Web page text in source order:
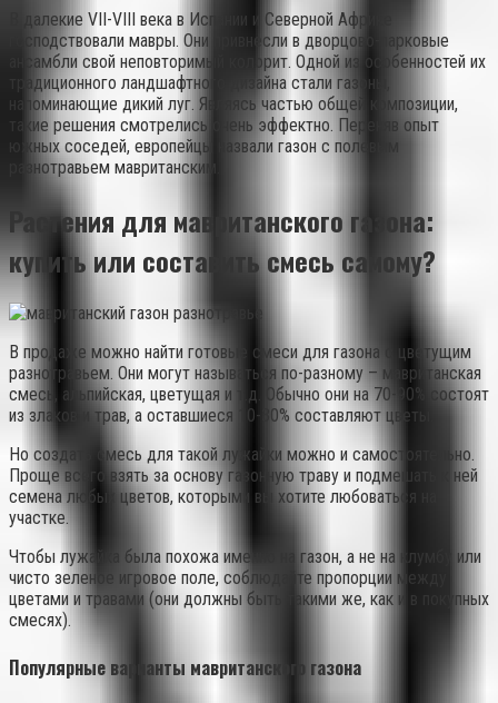
В далекие VII-VIII века в Испании и Северной Африке
господствовали мавры. Они привнесли в дворцово-парковые
ансамбли свой неповторимый колорит. Одной из особенностей их
традиционного ландшафтного дизайна стали газоны,
напоминающие дикий луг. Являясь частью общей композиции,
такие решения смотрелись очень эффектно. Переняв опыт
южных соседей, европейцы назвали газон с полевым
разнотравьем мавританским.
Растения для мавританского газона:
купить или составить смесь самому?
В продаже можно найти готовые смеси для газона с цветущим
разнотравьем. Они могут называться по-разному – мавританская
смесь, альпийская, цветущая и т.д. Обычно они на 70-90% состоят
из злаков и трав, а оставшиеся 10-30% составляют цветы.
Но создать смесь для такой лужайки можно и самостоятельно.
Проще всего взять за основу газонную траву и подмешать к ней
семена любых цветов, которыми вы хотите любоваться на
участке.
Чтобы лужайка была похожа именно на газон, а не на клумбу или
чисто зеленое игровое поле, соблюдайте пропорции между
цветами и травами (они должны быть такими же, как и в покупных
смесях).
Популярные варианты мавританского газона